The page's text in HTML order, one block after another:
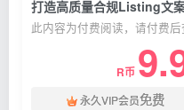
此内容为付费阅读，请付费后
R币
永久VIP会员免费